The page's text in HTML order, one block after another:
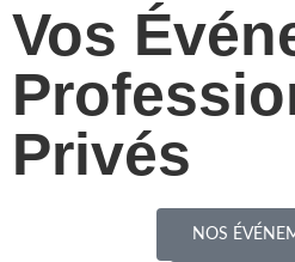
Vos
Privés
NOS